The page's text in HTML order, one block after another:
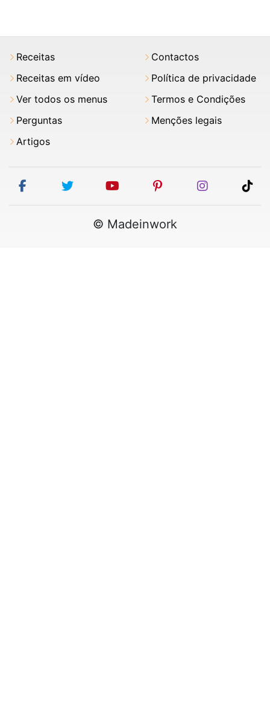
Receitas
Receitas em vídeo
Ver todos os menus
Perguntas
Artigos
Contactos
Política de privacidade
Termos e Condições
Menções legais
facebooktwitter youtubepinterestinstagram
© Madeinwork